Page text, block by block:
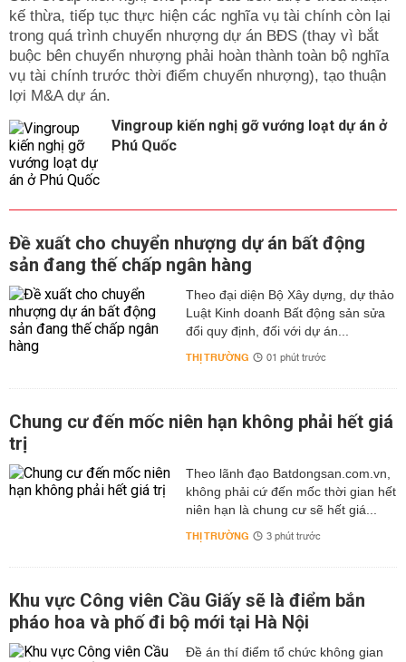
kế thừa, tiếp tục thực hiện các nghĩa vụ tài chính còn lại
trong quá trình chuyển nhượng dự án BĐS (thay vì bắt
buộc bên chuyển nhượng phải hoàn thành toàn bộ nghĩa
vụ tài chính trước thời điểm chuyển nhượng), tạo thuận
lợi M&A dự án.
Vingroup kiến nghị gỡ vướng loạt dự án ở
Phú Quốc
Đề xuất cho chuyển nhượng dự án bất động
sản đang thế chấp ngân hàng
Theo đại diện Bộ Xây dựng, dự thảo
Luật Kinh doanh Bất động sản sửa
đổi quy định, đối với dự án...
THỊ TRƯỜNG 01 phút trước
Chung cư đến mốc niên hạn không phải hết giá
trị
Theo lãnh đạo Batdongsan.com.vn,
không phải cứ đến mốc thời gian hết
niên hạn là chung cư sẽ hết giá...
THỊ TRƯỜNG 3 phút trước
Khu vực Công viên Cầu Giấy sẽ là điểm bắn
pháo hoa và phố đi bộ mới tại Hà Nội
Đề án thí điểm tổ chức không gian